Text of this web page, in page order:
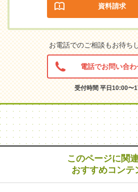
資料請求
お電話でのご相談もお待ち
電話でお問い合わ
受付時間 平日10:00〜
このページに関
おすすめコンテ